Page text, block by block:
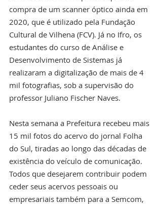
compra de um scanner óptico ainda em
2020, que é utilizado pela Fundação
Cultural de Vilhena (FCV). Já no Ifro, os
estudantes do curso de Análise e
Desenvolvimento de Sistemas já
realizaram a digitalização de mais de 4
mil fotografias, sob a supervisão do
professor Juliano Fischer Naves.
Nesta semana a Prefeitura recebeu mais
15 mil fotos do acervo do jornal Folha
do Sul, tiradas ao longo das décadas de
existência do veículo de comunicação.
Todos que desejarem contribuir podem
ceder seus acervos pessoais ou
empresariais também para a Semcom,